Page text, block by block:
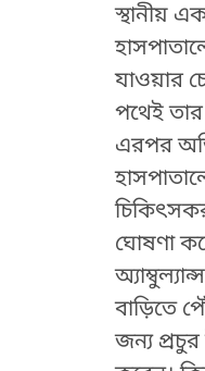
স্থানীয়
যাওয়ার
পথেই
এরপর
ঘোষণা
বাড়িতে
জন্য প্রচুর